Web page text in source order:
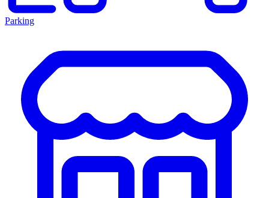
Parking